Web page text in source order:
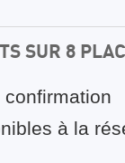
SUR 8
à la